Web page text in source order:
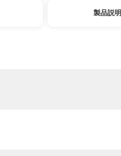
製品説明